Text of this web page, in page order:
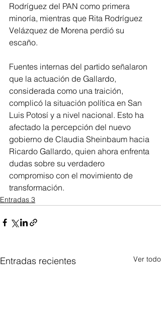
Rodríguez del PAN como primera
minoría, mientras que Rita Rodríguez
Velázquez de Morena perdió su
escaño.
Fuentes internas del partido señalaron
que la actuación de Gallardo,
considerada como una traición,
complicó la situación política en San
Luis Potosí y a nivel nacional. Esto ha
afectado la percepción del nuevo
gobierno de Claudia Sheinbaum hacia
Ricardo Gallardo, quien ahora enfrenta
dudas sobre su verdadero
compromiso con el movimiento de
transformación.
Entradas 3
Entradas recientes Ver todo